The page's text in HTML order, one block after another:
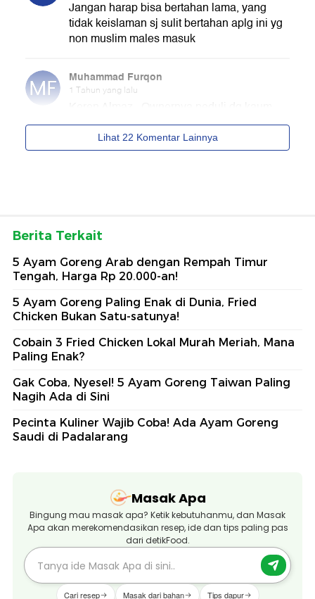
Berita Terkait
5 Ayam Goreng Arab dengan Rempah Timur
Tengah, Harga Rp 20.000-an!
5 Ayam Goreng Paling Enak di Dunia, Fried
Chicken Bukan Satu-satunya!
Cobain 3 Fried Chicken Lokal Murah Meriah, Mana
Paling Enak?
Gak Coba, Nyesel! 5 Ayam Goreng Taiwan Paling
Nagih Ada di Sini
Pecinta Kuliner Wajib Coba! Ada Ayam Goreng
Saudi di Padalarang
Masak Apa
Bingung mau masak apa? Ketik kebutuhanmu, dan Masak
Apa akan merekomendasikan resep, ide dan tips paling pas
dari detikFood.
Cari resep Masak dari bahan Tips dapur